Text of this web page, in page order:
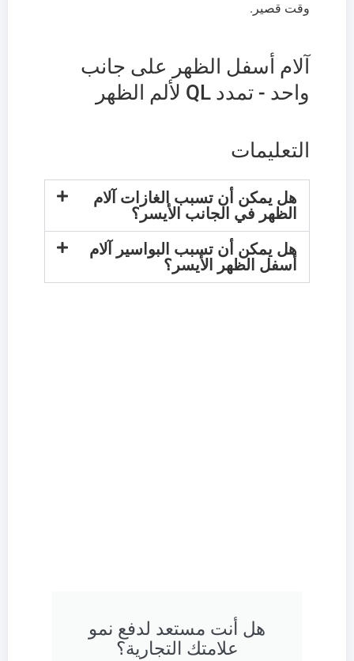
وقت قصير.
آلام أسفل الظهر على جانب
واحد - تمدد QL لألم الظهر
التعليمات
هل يمكن أن تسبب الغازات آلام
الظهر في الجانب الأيسر؟
هل يمكن أن تسبب البواسير آلام
أسفل الظهر الأيسر؟
هل أنت مستعد لدفع نمو
علامتك التجارية؟